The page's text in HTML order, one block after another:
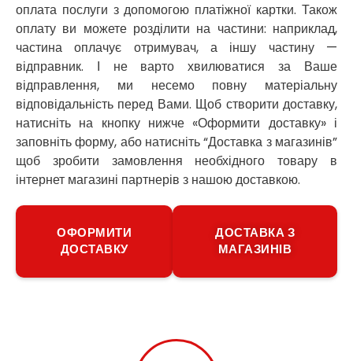
оплата послуги з допомогою платіжної картки. Також
оплату ви можете розділити на частини: наприклад,
частина оплачує отримувач, а іншу частину —
відправник. І не варто хвилюватися за Ваше
відправлення, ми несемо повну матеріальну
відповідальність перед Вами. Щоб створити доставку,
натисніть на кнопку нижче «Оформити доставку» і
заповніть форму, або натисніть “Доставка з магазинів”
щоб зробити замовлення необхідного товару в
інтернет магазині партнерів з нашою доставкою.
ОФОРМИТИ
ДОСТАВКУ
ДОСТАВКА З
МАГАЗИНІВ
Петриків
Петропавлівська Борщагівка
Підгородне
Погреби
Покров
Полтава
Прилуки
Путивль
П’ятихатки
Роздільна
Решетилівка
Ромни
Рудне